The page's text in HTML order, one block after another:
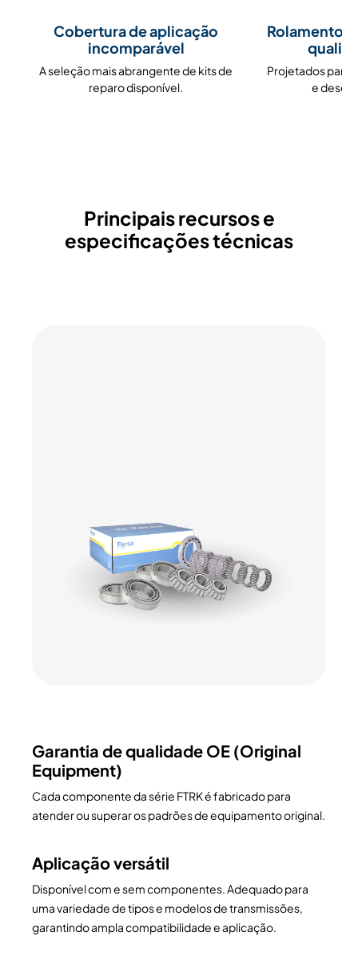
Cobertura de aplicação
incomparável
A seleção mais abrangente de kits de
reparo disponível.
Rolamentos
Projetados para
e
Principais recursos e
especificações técnicas
Garantia de qualidade OE (Original
Equipment)
Cada componente da série FTRK é fabricado para
atender ou superar os padrões de equipamento original.
Aplicação versátil
Disponível com e sem componentes. Adequado para
uma variedade de tipos e modelos de transmissões,
garantindo ampla compatibilidade e aplicação.